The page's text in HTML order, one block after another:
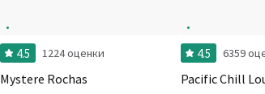
4.5 1224 оценки
Mystere Rochas
4.5 6359
Pacific Chill